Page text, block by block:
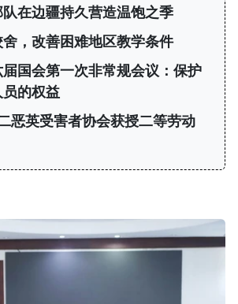
在边疆持久营造温饱之季
，改善困难地区教学条件
国会第一次非常规会议：保护
的权益
恶英受害者协会获授二等劳动